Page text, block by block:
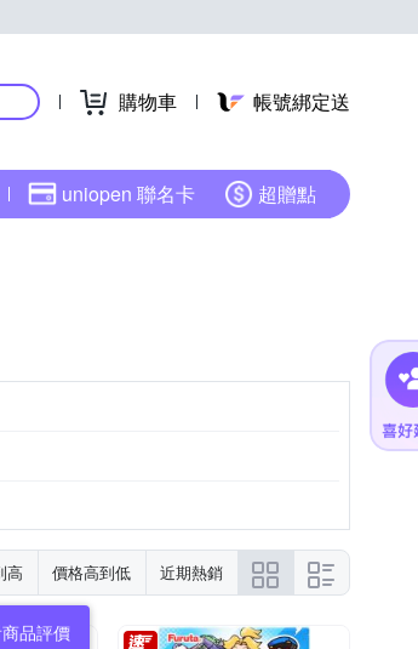
購物車 帳號綁定送
uniopen 聯名卡 超贈點
高 價格高到低 近期熱銷
品評價